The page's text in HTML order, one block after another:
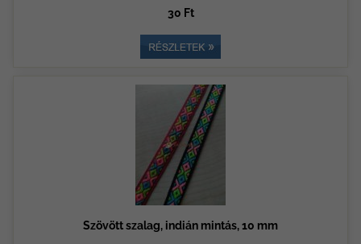
30 Ft
Szövött szalag, indián mintás, 10 mm